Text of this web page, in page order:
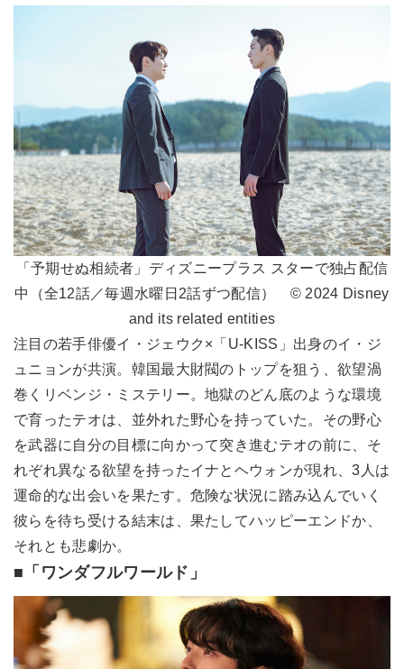
「予期せぬ相続者」ディズニープラス スターで独占配信
中（全12話／毎週水曜日2話ずつ配信） © 2024 Disney
and its related entities
注目の若手俳優イ・ジェウク×「U-KISS」出身のイ・ジ
ュニョンが共演。韓国最大財閥のトップを狙う、欲望渦
巻くリベンジ・ミステリー。地獄のどん底のような環境
で育ったテオは、並外れた野心を持っていた。その野心
を武器に自分の目標に向かって突き進むテオの前に、そ
れぞれ異なる欲望を持ったイナとヘウォンが現れ、3人は
運命的な出会いを果たす。危険な状況に踏み込んでいく
彼らを待ち受ける結末は、果たしてハッピーエンドか、
それとも悲劇か。
■「ワンダフルワールド」